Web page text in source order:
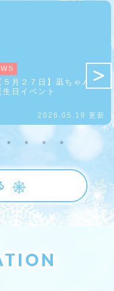
５月２７日】凪ちゃんお
生日イベント
2026.05.19 更新